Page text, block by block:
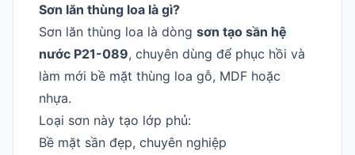
Sơn lăn thùng loa là gì?
Sơn lăn thùng loa là dòng sơn tạo sần hệ
nước P21-089, chuyên dùng để phục hồi và
làm mới bề mặt thùng loa gỗ, MDF hoặc
nhựa.
Loại sơn này tạo lớp phủ:
Bề mặt sần đẹp, chuyên nghiệp